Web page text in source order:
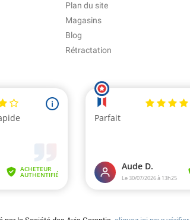
Plan du site
Magasins
Blog
Rétractation